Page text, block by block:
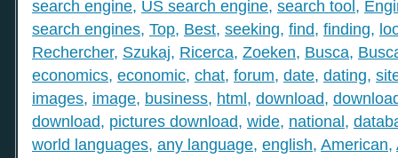
search engine, US search engine, search tool,
search engines, Top, Best, seeking, find, finding,
Rechercher, Szukaj, Ricerca, Zoeken, Busca,
economics, economic, chat, forum, date, dating,
images, image, business, html, download,
download, pictures download, wide, national,
world languages, any language, english, American,